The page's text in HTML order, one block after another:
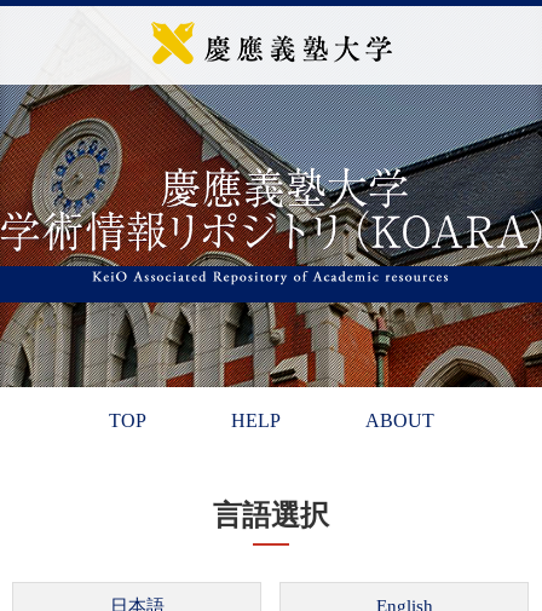
TOP HELP ABOUT
言語選択